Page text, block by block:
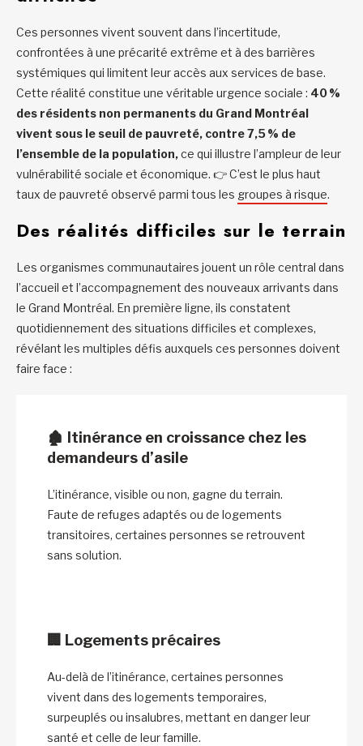
Ces personnes vivent souvent dans l’incertitude,
confrontées à une précarité extrême et à des barrières
systémiques qui limitent leur accès aux services de base.
Cette réalité constitue une véritable urgence sociale : 40 %
des résidents non permanents du Grand Montréal
vivent sous le seuil de pauvreté, contre 7,5 % de
l’ensemble de la population,ce qui illustre l’ampleur de leur
vulnérabilité sociale et économique. 👉 C’est le plus haut
taux de pauvreté observé parmi tous les groupes à risque.
Des réalités difficiles sur le terrain
Les organismes communautaires jouent un rôle central dans
l’accueil et l’accompagnement des nouveaux arrivants dans
le Grand Montréal. En première ligne, ils constatent
quotidiennement des situations difficiles et complexes,
révélant les multiples défis auxquels ces personnes doivent
faire face :
🏚️
Itinérance en croissance chez les
demandeurs d’asile
L’itinérance, visible ou non, gagne du terrain.
Faute de refuges adaptés ou de logements
transitoires, certaines personnes se retrouvent
sans solution.
🏢 Logements précaires
Au-delà de l’itinérance, certaines personnes
vivent dans des logements temporaires,
surpeuplés ou insalubres, mettant en danger leur
santé et celle de leur famille.